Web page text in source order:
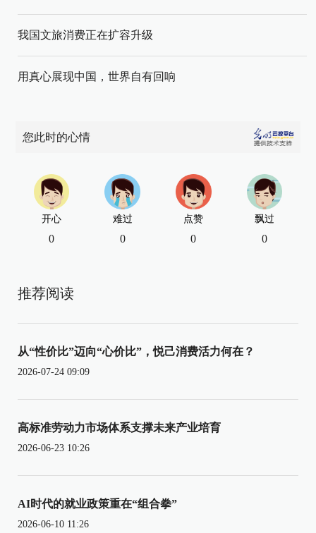
我国文旅消费正在扩容升级
用真心展现中国，世界自有回响
您此时的心情
开心
0
难过
0
点赞
0
飘过
0
推荐阅读
从“性价比”迈向“心价比”，悦己消费活力何在？
2026-07-24 09:09
高标准劳动力市场体系支撑未来产业培育
2026-06-23 10:26
AI时代的就业政策重在“组合拳”
2026-06-10 11:26